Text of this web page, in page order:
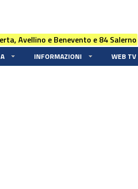
Avellino e Benevento e 84 Salerno
INFORMAZIONI WEB TV